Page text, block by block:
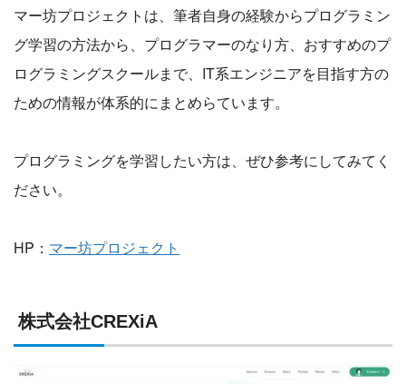
マー坊プロジェクトは、筆者自身の経験からプログラミン
グ学習の方法から、プログラマーのなり方、おすすめのプ
ログラミングスクールまで、IT系エンジニアを目指す方の
ための情報が体系的にまとめらています。
プログラミングを学習したい方は、ぜひ参考にしてみてく
ださい。
HP： マー坊プロジェクト
株式会社CREXiA